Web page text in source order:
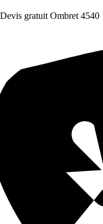
Devis gratuit Ombret 4540